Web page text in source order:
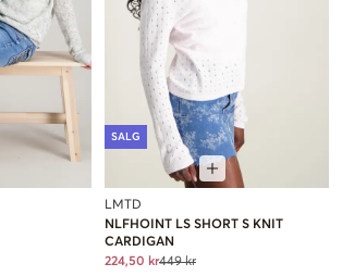
SALG
LMTD
NLFHOINT LS SHORT S KNIT
CARDIGAN
224,50 kr449 kr